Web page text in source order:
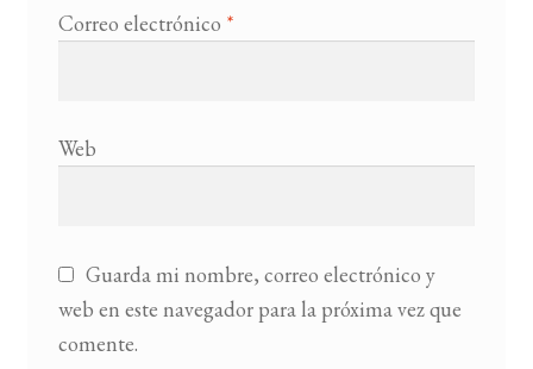
Correo electrónico *
Web
Guarda mi nombre, correo electrónico y
web en este navegador para la próxima vez que
comente.